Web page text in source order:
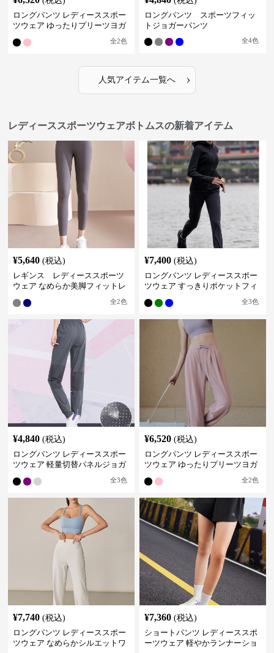
ロングパンツ レディーススポー
ツウェア ゆったりプリーツヨガ
全2色
ロングパンツ スポーツフィッ
トジョガーパンツ
全4色
人気アイテム一覧へ ›
レディーススポーツウェアボトムスの新着アイテム
¥5,640 (税込)
レギンス レディーススポーツ
ウェア なめらか美脚フィットレ
全2色
¥7,400 (税込)
ロングパンツ レディーススポー
ツウェア すっきりポケットフィ
全3色
¥4,840 (税込)
ロングパンツ レディーススポー
ツウェア 軽量切替パネルジョガ
全3色
¥6,520 (税込)
ロングパンツ レディーススポー
ツウェア ゆったりプリーツヨガ
全2色
¥7,740 (税込)
ロングパンツ レディーススポー
ツウェア なめらかシルエットワ
¥7,360 (税込)
ショートパンツ レディーススポ
ーツウェア 軽やかランナーショ